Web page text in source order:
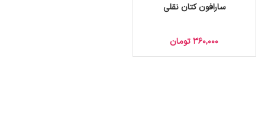
سارافون کتان نقلی
360,000 تومان